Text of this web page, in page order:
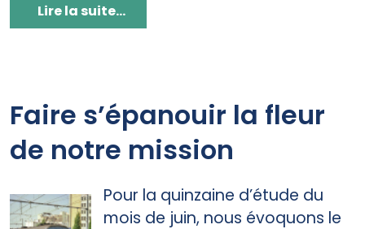
Lire la suite...
Faire s’épanouir la fleur
de notre mission
Pour la quinzaine d’étude du
mois de juin, nous évoquons le